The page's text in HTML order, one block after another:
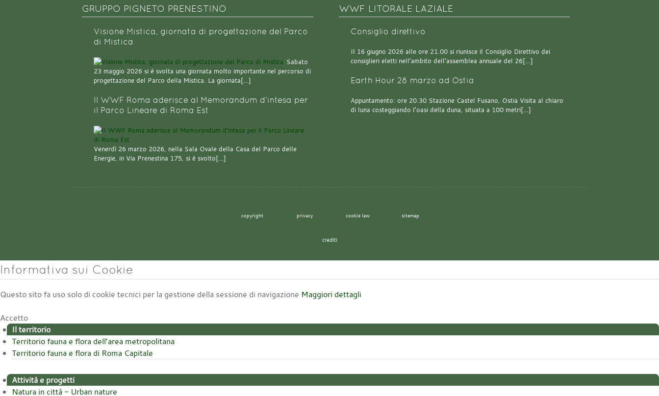
GRUPPO PIGNETO PRENESTINO
Visione Mistica, giornata di progettazione del Parco
di Mistica
Sabato
23 maggio 2026 si è svolta una giornata molto importante nel percorso di
progettazione del Parco della Mistica. La giornata[…]
Il WWF Roma aderisce al Memorandum d’intesa per
il Parco Lineare di Roma Est
Venerdì 26 marzo 2026, nella Sala Ovale della Casa del Parco delle
Energie, in Via Prenestina 175, si è svolto[…]
WWF LITORALE LAZIALE
Consiglio direttivo
Il 16 giugno 2026 alle ore 21.00 si riunisce il Consiglio Direttivo dei
consiglieri eletti nell’ambito dell’assemblea annuale del 26[…]
Earth Hour 28 marzo ad Ostia
Appuntamento: ore 20.30 Stazione Castel Fusano, Ostia Visita al chiaro
di luna costeggiando l’oasi della duna, situata a 100 metri[…]
copyright privacy cookie law sitemap
crediti
Informativa sui Cookie
Questo sito fa uso solo di cookie tecnici per la gestione della sessione di navigazione Maggiori dettagli
Accetto
Il territorio
Territorio fauna e flora dell’area metropolitana
Territorio fauna e flora di Roma Capitale
Attività e progetti
Natura in città - Urban nature